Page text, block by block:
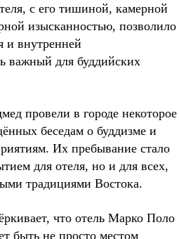
с его тишиной, камерной
изысканностью, позволило
и внутренней
важный для буддийских
провели в городе некоторое
беседам о буддизме и
Их пребывание стало
для отеля, но и для всех,
традициями Востока.
что отель Марко Поло
быть не просто местом